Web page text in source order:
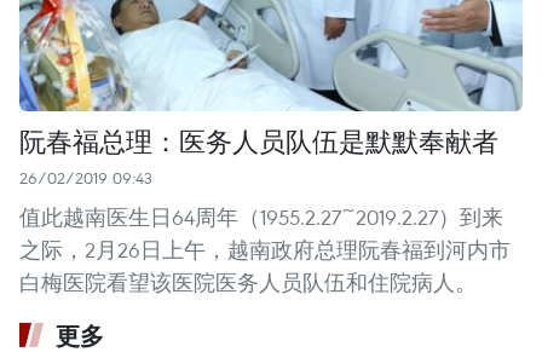
阮春福总理：医务人员队伍是默默奉献者
26/02/2019 09:43
值此越南医生日64周年（1955.2.27~2019.2.27）到来
之际，2月26日上午，越南政府总理阮春福到河内市
白梅医院看望该医院医务人员队伍和住院病人。
更多